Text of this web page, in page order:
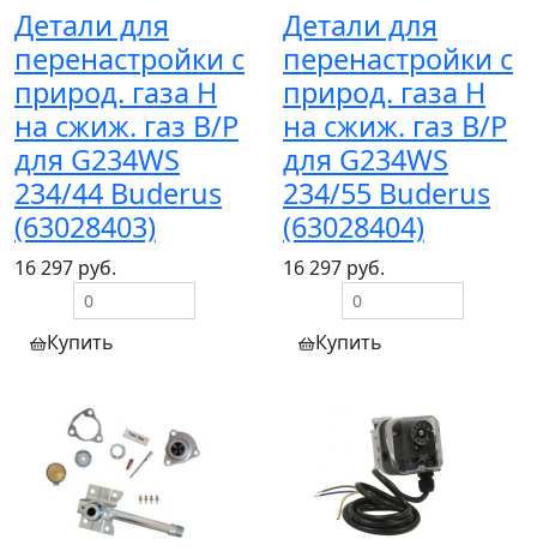
Детали для
перенастройки с
природ. газа H
на сжиж. газ B/P
для G234WS
234/44 Buderus
(63028403)
16 297 руб.
Купить
Детали для
перенастройки с
природ. газа H
на сжиж. газ B/P
для G234WS
234/55 Buderus
(63028404)
16 297 руб.
Купить